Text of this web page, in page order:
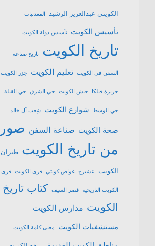
الكويتي عبدالعزيز الرشيد المعدنيات
تأسيس الكويت تأسيس دولة الكويت
تاريخ الكويت تاريخ صناعة
السفن في الكويت تعليم الكويت جزر الكويت
جزيرة فيلكا جيش الكويت حي الشرق حي القبلة
حي الوسط شوارع الكويت شِعب آل خالد
صحة الكويت صناعة السفن صور
من تاريخ الكويت طيران
الكويت عشیرج غواص كويتي قرى الكويت قرى
الكويت التاريخية قصر السيف كتاب تاريخ
الكويت مدارس الكويت
مستشفيات الكويت معنى كلمة الكويت